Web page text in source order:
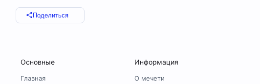
Поделиться
Основные
Главная
Информация
О мечети